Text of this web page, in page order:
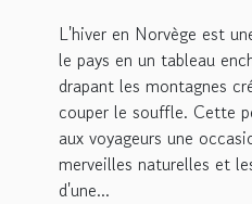
L'hiver en Norvège est
le pays en un tableau
drapant les montagnes
couper le souffle. Cette
aux voyageurs une
merveilles naturelles et
d'une...